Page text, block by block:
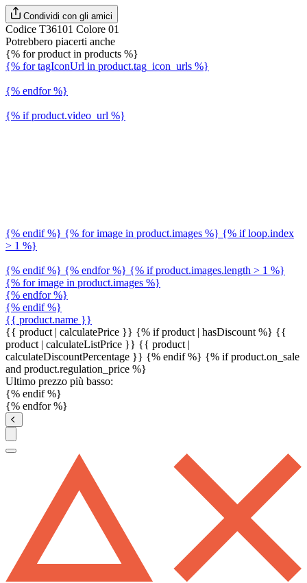
Condividi con gli amici
Codice T36101 Colore 01
Potrebbero piacerti anche
{% for product in products %}
{% for tagIconUrl in product.tag_icon_urls %}
{% endfor %}
{% if product.video_url %}
{% endif %} {% for image in product.images %} {% if loop.index
> 1 %}
{% endif %} {% endfor %} {% if product.images.length > 1 %}
{% for image in product.images %}
{% endfor %}
{% endif %}
{{ product.name }}
{{ product | calculatePrice }} {% if product | hasDiscount %} {{
product | calculateListPrice }} {{ product |
calculateDiscountPercentage }} {% endif %} {% if product.on_sale
and product.regulation_price %}
Ultimo prezzo più basso:
{% endif %}
{% endfor %}